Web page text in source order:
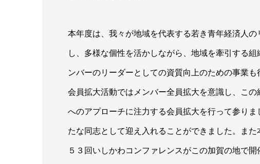
本年度は、我々が地域を代表する若き青年経済人
し、多様な個性を活かしながら、地域を牽引する
ンバーのリーダーとしての資質向上のための事業
会員拡大活動ではメンバー全員拡大を意識し、こ
へのアプローチに注力する会員拡大を行って参り
たな同志として迎え入れることができました。ま
５３回いしかわコンファレンスがこの加賀の地で